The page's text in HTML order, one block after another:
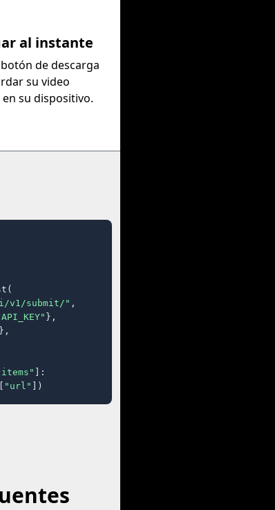
al instante
de descarga
su video
su dispositivo.
v1/submit/" ,
},
},
]:
"url" ])